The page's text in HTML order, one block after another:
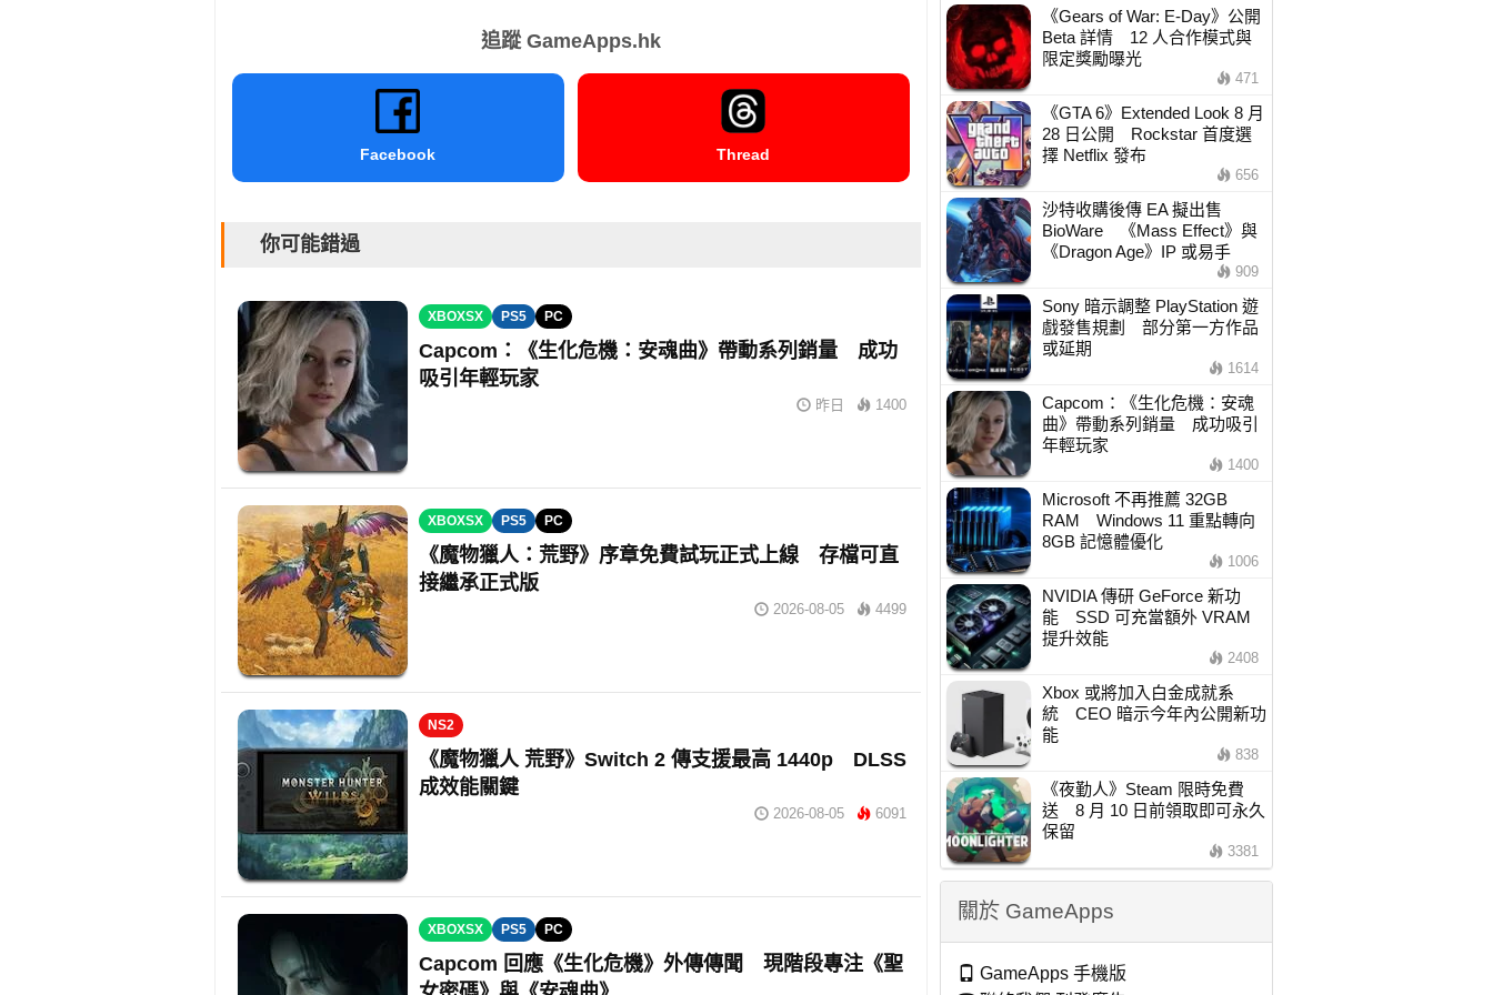
追蹤 GameApps.hk
Facebook Thread
你可能錯過
XBOXSX PS5 PC
Capcom：《生化危機：安魂曲》帶動系列銷量 成功
吸引年輕玩家
昨日 1400
XBOXSX PS5 PC
《魔物獵人：荒野》序章免費試玩正式上線 存檔可直
接繼承正式版
2026-08-05 4499
NS2
《魔物獵人 荒野》Switch 2 傳支援最高 1440p DLSS
成效能關鍵
2026-08-05 6091
XBOXSX PS5 PC
Capcom 回應《生化危機》外傳傳聞 現階段專注《聖
《Gears of War: E-Day》公開
Beta 詳情 12 人合作模式與
限定獎勵曝光
471
《GTA 6》Extended Look 8 月
28 日公開 Rockstar 首度選
擇 Netflix 發布
656
沙特收購後傳 EA 擬出售
BioWare 《Mass Effect》與
《Dragon Age》IP 或易手
909
Sony 暗示調整 PlayStation 遊
戲發售規劃 部分第一方作品
或延期
1614
Capcom：《生化危機：安魂
曲》帶動系列銷量 成功吸引
年輕玩家
1400
Microsoft 不再推薦 32GB
RAM Windows 11 重點轉向
8GB 記憶體優化
1006
NVIDIA 傳研 GeForce 新功
能 SSD 可充當額外 VRAM
提升效能
2408
Xbox 或將加入白金成就系
統 CEO 暗示今年內公開新功
能
838
《夜勤人》Steam 限時免費
送 8 月 10 日前領取即可永久
保留
3381
關於 GameApps
GameApps 手機版